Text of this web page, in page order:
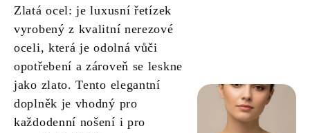
Zlatá ocel: je luxusní řetízek
vyrobený z kvalitní nerezové
oceli, která je odolná vůči
opotřebení a zároveň se leskne
jako zlato. Tento elegantní
doplněk je vhodný pro
každodenní nošení i pro